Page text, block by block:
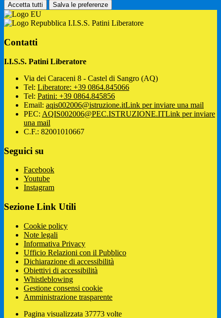
Accetta tutti Salva le preferenze
I.I.S.S. Patini Liberatore
Contatti
I.I.S.S. Patini Liberatore
Via dei Caraceni 8 - Castel di Sangro (AQ)
Tel: Liberatore: +39 0864.845066
Tel: Patini: +39 0864.845856
Email: aqis002006@istruzione.itLink per inviare una mail
PEC: AQIS002006@PEC.ISTRUZIONE.ITLink per inviare
una mail
C.F.: 82001010667
Seguici su
Facebook
Youtube
Instagram
Sezione Link Utili
Cookie policy
Note legali
Informativa Privacy
Ufficio Relazioni con il Pubblico
Dichiarazione di accessibilità
Obiettivi di accessibilità
Whistleblowing
Gestione consensi cookie
Amministrazione trasparente
Pagina visualizzata 37773 volte